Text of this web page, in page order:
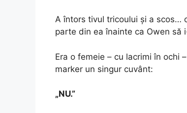
A întors tivul tricoului și a scos…
parte din ea înainte ca Owen să
Era o femeie – cu lacrimi în ochi
marker un singur cuvânt:
„NU.”